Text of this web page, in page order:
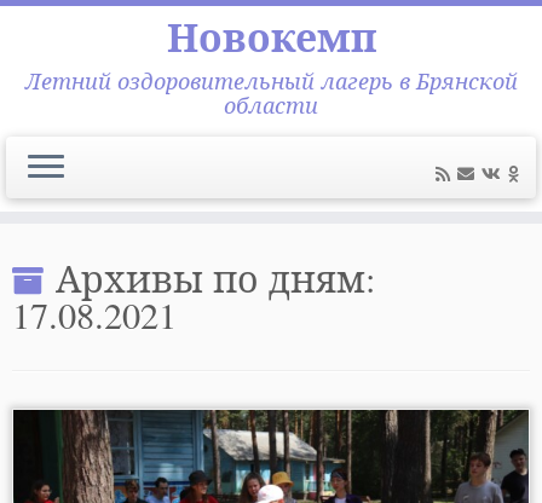
содержимому
Новокемп
Летний оздоровительный лагерь в Брянской
области
Архивы по дням:
17.08.2021